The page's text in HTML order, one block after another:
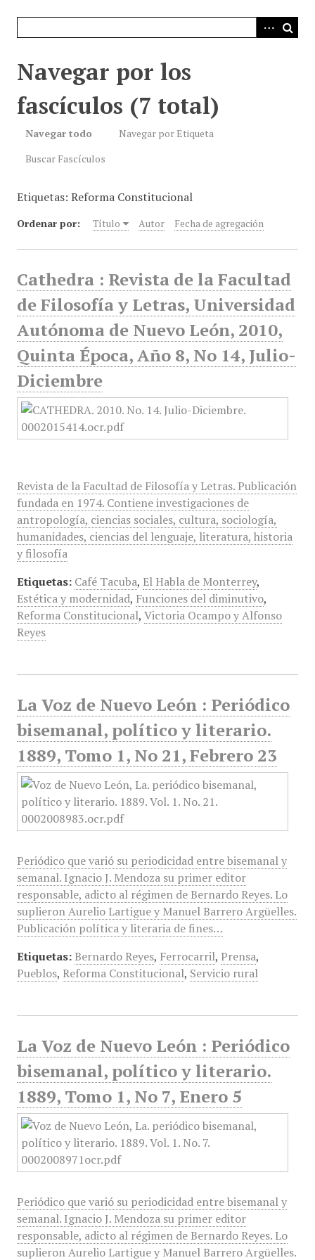
Navegar por los
fascículos (7 total)
Navegar todo
Navegar por Etiqueta
Buscar Fascículos
Etiquetas: Reforma Constitucional
Ordenar por: Título Autor Fecha de agregación
Cathedra : Revista de la Facultad
de Filosofía y Letras, Universidad
Autónoma de Nuevo León, 2010,
Quinta Época, Año 8, No 14, Julio-
Diciembre
Revista de la Facultad de Filosofía y Letras. Publicación
fundada en 1974. Contiene investigaciones de
antropología, ciencias sociales, cultura, sociología,
humanidades, ciencias del lenguaje, literatura, historia
y filosofía
Etiquetas: Café Tacuba, El Habla de Monterrey,
Estética y modernidad, Funciones del diminutivo,
Reforma Constitucional, Victoria Ocampo y Alfonso
Reyes
La Voz de Nuevo León : Periódico
bisemanal, político y literario.
1889, Tomo 1, No 21, Febrero 23
Periódico que varió su periodicidad entre bisemanal y
semanal. Ignacio J. Mendoza su primer editor
responsable, adicto al régimen de Bernardo Reyes. Lo
suplieron Aurelio Lartigue y Manuel Barrero Argüelles.
Publicación política y literaria de fines…
Etiquetas: Bernardo Reyes, Ferrocarril, Prensa,
Pueblos, Reforma Constitucional, Servicio rural
La Voz de Nuevo León : Periódico
bisemanal, político y literario.
1889, Tomo 1, No 7, Enero 5
Periódico que varió su periodicidad entre bisemanal y
semanal. Ignacio J. Mendoza su primer editor
responsable, adicto al régimen de Bernardo Reyes. Lo
suplieron Aurelio Lartigue y Manuel Barrero Argüelles.